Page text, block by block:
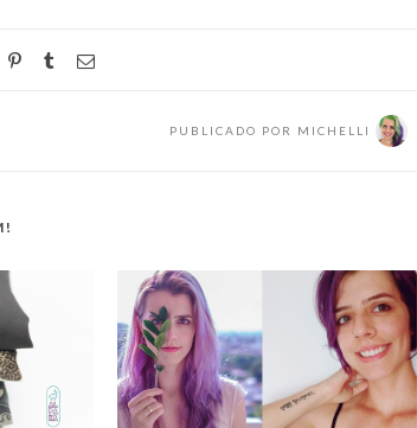
facebookpinterest
tumblr
PUBLICADO POR MICHELLI